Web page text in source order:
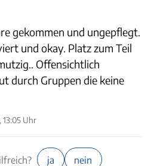
gekommen und ungepflegt.
und okay. Platz zum Teil
Offensichtlich
durch Gruppen die keine
13:05 Uhr
ja nein